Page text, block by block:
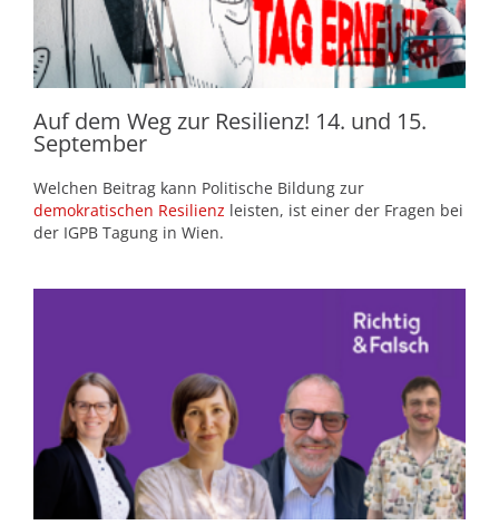
Auf dem Weg zur Resilienz! 14. und 15.
September
Welchen Beitrag kann Politische Bildung zur
demokratischen Resilienz leisten, ist einer der Fragen bei
der IGPB Tagung in Wien.